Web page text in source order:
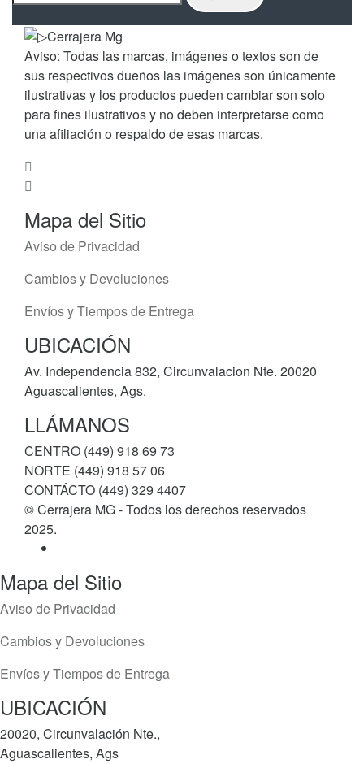
Aviso: Todas las marcas, imágenes o textos son de
sus respectivos dueños las imágenes son únicamente
ilustrativas y los productos pueden cambiar son solo
para fines ilustrativos y no deben interpretarse como
una afiliación o respaldo de esas marcas.
Mapa del Sitio
Aviso de Privacidad
Cambios y Devoluciones
Envíos y Tiempos de Entrega
UBICACIÓN
Av. Independencia 832, Circunvalacion Nte. 20020
Aguascalientes, Ags.
LLÁMANOS
CENTRO (449) 918 69 73
NORTE (449) 918 57 06
CONTÁCTO (449) 329 4407
© Cerrajera MG - Todos los derechos reservados
2025.
Mapa del Sitio
Aviso de Privacidad
Cambios y Devoluciones
Envíos y Tiempos de Entrega
UBICACIÓN
20020, Circunvalación Nte.,
Aguascalientes, Ags